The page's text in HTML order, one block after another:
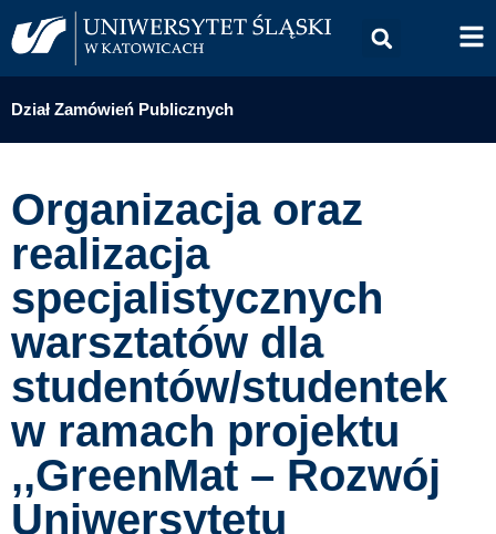
Dział Zamówień Publicznych
Organizacja oraz
realizacja
specjalistycznych
warsztatów dla
studentów/studentek
w ramach projektu
,,GreenMat – Rozwój
Uniwersytetu